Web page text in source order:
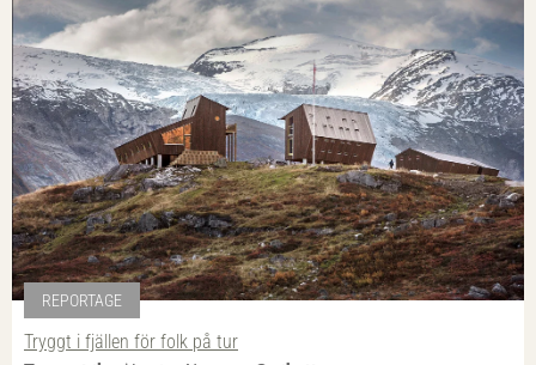
REPORTAGE
Tryggt i fjällen för folk på tur